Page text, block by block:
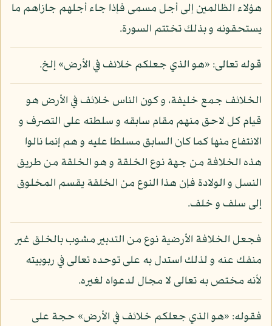
هؤلاء الظالمين إلى أجل مسمى فإذا جاء أجلهم جازاهم ما
يستحقونه و بذلك تختتم السورة.
قوله تعالى: «هو الذي جعلكم خلائف في الأرض» إلخ.
الخلائف جمع خليفة، و كون الناس خلائف في الأرض هو
قيام كل لاحق منهم مقام سابقه و سلطته على التصرف و
الانتفاع منها كما كان السابق مسلطا عليه و هم إنما نالوا
هذه الخلافة من جهة نوع الخلقة و هو الخلقة من طريق
النسل و الولادة فإن هذا النوع من الخلقة يقسم المخلوق
إلى سلف و خلف.
فجعل الخلافة الأرضية نوع من التدبير مشوب بالخلق غير
منفك عنه و لذلك استدل به على توحده تعالى في ربوبيته
لأنه مختص به تعالى لا مجال لدعواه لغيره.
فقوله: «هو الذي جعلكم خلائف في الأرض» حجة على